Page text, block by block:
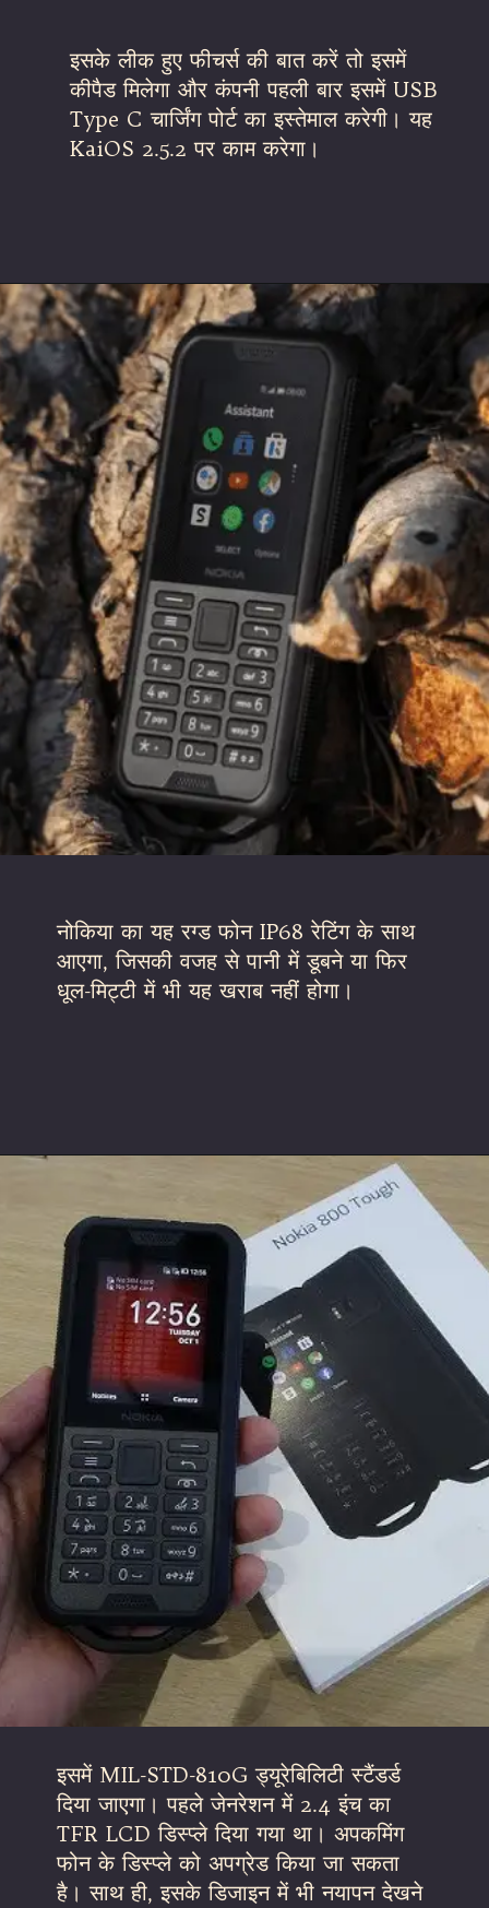
इसके लीक हुए फीचर्स की बात करें तो इसमें
कीपैड मिलेगा और कंपनी पहली बार इसमें USB
Type C चार्जिंग पोर्ट का इस्तेमाल करेगी। यह
KaiOS 2.5.2 पर काम करेगा।
नोकिया का यह रग्ड फोन IP68 रेटिंग के साथ
आएगा, जिसकी वजह से पानी में डूबने या फिर
धूल-मिट्टी में भी यह खराब नहीं होगा।
इसमें MIL-STD-810G ड्यूरेबिलिटी स्टैंडर्ड
दिया जाएगा। पहले जेनरेशन में 2.4 इंच का
TFR LCD डिस्प्ले दिया गया था। अपकमिंग
फोन के डिस्प्ले को अपग्रेड किया जा सकता
है। साथ ही, इसके डिजाइन में भी नयापन देखने